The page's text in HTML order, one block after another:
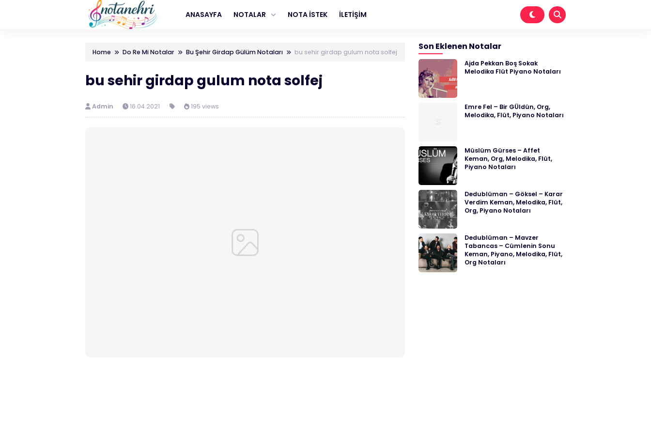
ANASAYFA NOTALAR NOTA İSTEK İLETİŞİM
Home Do Re Mi Notalar Bu Şehir Girdap Gülüm Notaları bu sehir girdap gulum nota solfej
bu sehir girdap gulum nota solfej
Admin 16.04.2021 195 views
Son Eklenen Notalar
Ajda Pekkan Boş Sokak
Melodika Flüt Piyano Notaları
Emre Fel – Bir GÜldün, Org,
Melodika, Flüt, Piyano Notaları
Müslüm Gürses – Affet
Keman, Org, Melodika, Flüt,
Piyano Notaları
Dedublüman – Göksel – Karar
Verdim Keman, Melodika, Flüt,
Org, Piyano Notaları
Dedublüman – Mavzer
Tabancas – Cümlenin Sonu
Keman, Piyano, Melodika, Flüt,
Org Notaları